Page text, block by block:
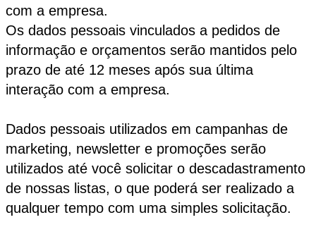
com a empresa.
Os dados pessoais vinculados a pedidos de
informação e orçamentos serão mantidos pelo
prazo de até 12 meses após sua última
interação com a empresa.
Dados pessoais utilizados em campanhas de
marketing, newsletter e promoções serão
utilizados até você solicitar o descadastramento
de nossas listas, o que poderá ser realizado a
qualquer tempo com uma simples solicitação.